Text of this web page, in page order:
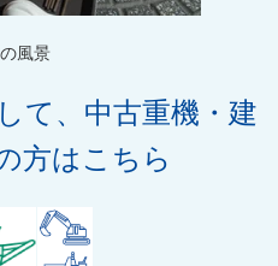
風景
て、中古重機・建
方はこちら